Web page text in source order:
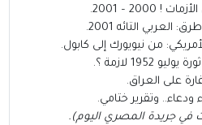
– 2001.
التائه 2001.
من نيويورك إلى كابول.
لازمة ؟.
على العراق.
وتقرير ختامي.
جريدة المصري اليوم).